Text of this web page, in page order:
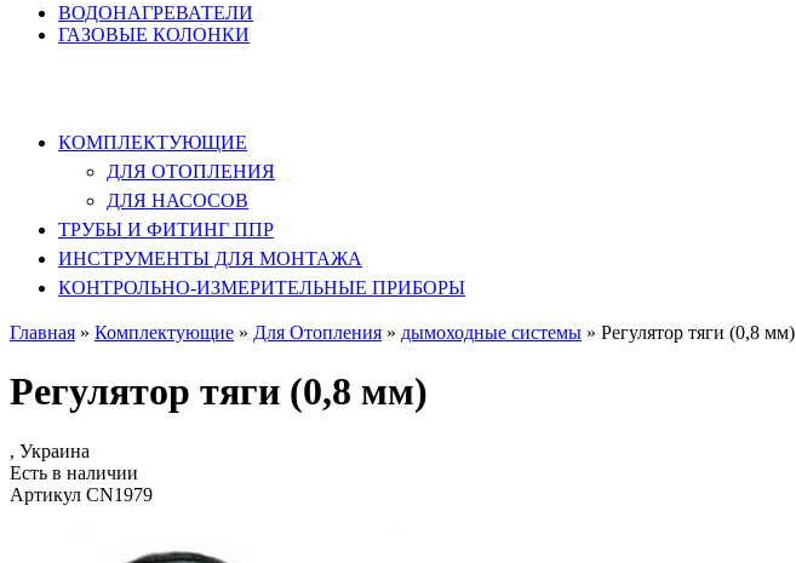
ВОДОНАГРЕВАТЕЛИ
ГАЗОВЫЕ КОЛОНКИ
КОМПЛЕКТУЮЩИЕ
ДЛЯ ОТОПЛЕНИЯ
ДЛЯ НАСОСОВ
ТРУБЫ И ФИТИНГ ППР
ИНСТРУМЕНТЫ ДЛЯ МОНТАЖА
КОНТРОЛЬНО-ИЗМЕРИТЕЛЬНЫЕ ПРИБОРЫ
Главная » Комплектующие » Для Отопления » дымоходные системы » Регулятор тяги (0,8 мм)
Регулятор тяги (0,8 мм)
, Украина
Есть в наличии
Артикул CN1979